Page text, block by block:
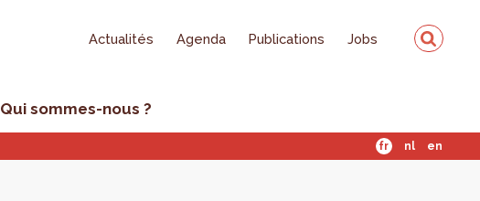
Actualités Agenda Publications Jobs
Qui sommes-nous ?
fr nl en